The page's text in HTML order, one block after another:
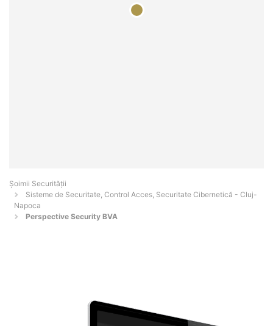
Șoimii Securității
Sisteme de Securitate, Control Acces, Securitate Cibernetică - Cluj-
Napoca
Perspective Security BVA